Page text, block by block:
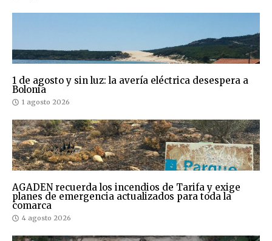
1 de agosto y sin luz: la avería eléctrica desespera a
Bolonia
1 agosto 2026
AGADEN recuerda los incendios de Tarifa y exige
planes de emergencia actualizados para toda la
comarca
4 agosto 2026